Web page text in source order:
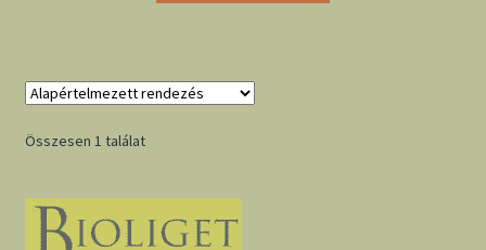
Összesen 1 találat